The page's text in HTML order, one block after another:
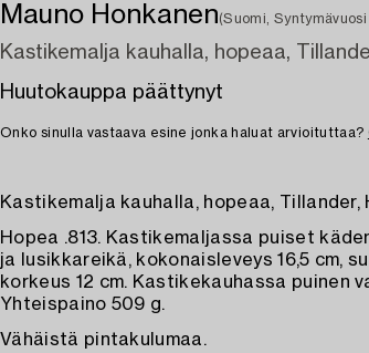
Mauno Honkanen(Suomi, Syntymävuosi
Kastikemalja kauhalla, hopeaa,
Huutokauppa päättynyt
Onko sinulla vastaava esine jonka haluat arvioituttaa?
Kastikemalja kauhalla, hopeaa, Tillander,
Hopea .813. Kastikemaljassa puiset
ja lusikkareikä, kokonaisleveys 16,5 cm,
korkeus 12 cm. Kastikekauhassa puinen
Yhteispaino 509 g.
Vähäistä pintakulumaa.